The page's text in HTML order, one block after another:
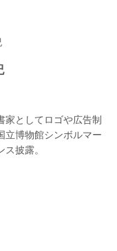
家としてロゴや広告制
立博物館シンボルマー
披露。